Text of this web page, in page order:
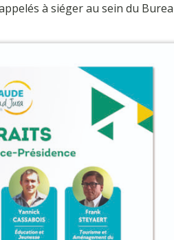
à siéger au sein du